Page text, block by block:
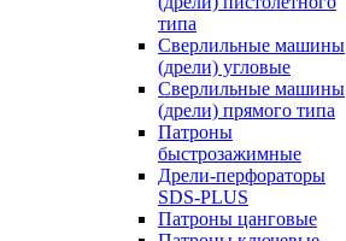
типа
Сверлильные машины
(дрели) угловые
Сверлильные машины
(дрели) прямого типа
Патроны
быстрозажимные
Дрели-перфораторы
SDS-PLUS
Патроны цанговые